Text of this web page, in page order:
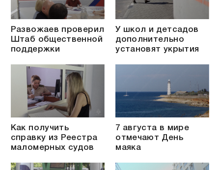
Развожаев проверил
Штаб общественной
поддержки
У школ и детсадов
дополнительно
установят укрытия
Как получить
справку из Реестра
маломерных судов
7 августа в мире
отмечают День
маяка